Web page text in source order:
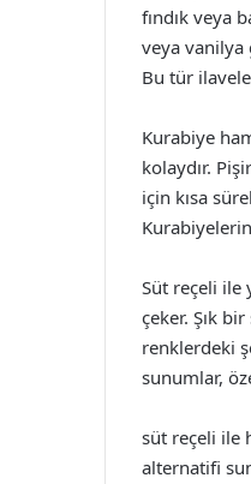
fındık veya
veya
Bu tür
Kurabiye
kolaydır.
için kısa
Süt reçeli ile
çeker. Şık
renklerdeki
sunumlar,
süt reçeli ile
alternatifi